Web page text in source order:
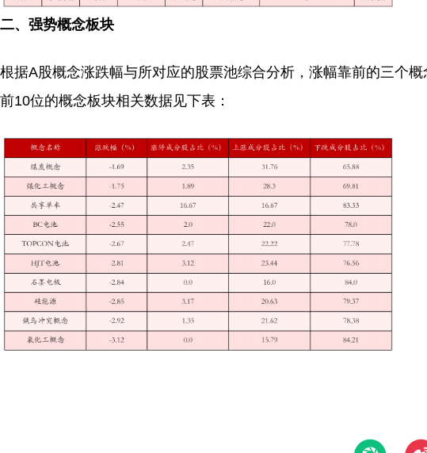
二、强势概念板块
根据A股概念涨跌幅与所对应的股票池综合分析，涨幅靠前的三个
前10位的概念板块相关数据见下表：